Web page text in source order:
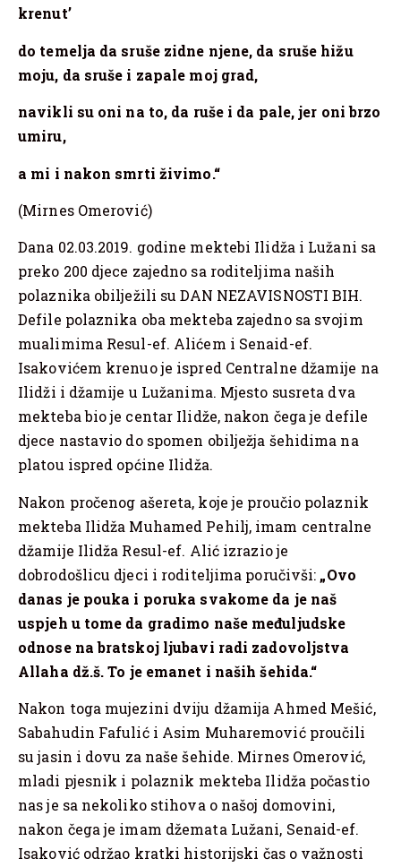
krenut’
do temelja da sruše zidne njene, da sruše hižu
moju, da sruše i zapale moj grad,
navikli su oni na to, da ruše i da pale, jer oni brzo
umiru,
a mi i nakon smrti živimo.“
(Mirnes Omerović)
Dana 02.03.2019. godine mektebi Ilidža i Lužani sa
preko 200 djece zajedno sa roditeljima naših
polaznika obilježili su DAN NEZAVISNOSTI BIH.
Defile polaznika oba mekteba zajedno sa svojim
mualimima Resul-ef. Alićem i Senaid-ef.
Isakovićem krenuo je ispred Centralne džamije na
Ilidži i džamije u Lužanima. Mjesto susreta dva
mekteba bio je centar Ilidže, nakon čega je defile
djece nastavio do spomen obilježja šehidima na
platou ispred općine Ilidža.
Nakon pročenog ašereta, koje je proučio polaznik
mekteba Ilidža Muhamed Pehilj, imam centralne
džamije Ilidža Resul-ef. Alić izrazio je
dobrodošlicu djeci i roditeljima poručivši: „Ovo
danas je pouka i poruka svakome da je naš
uspjeh u tome da gradimo naše međuljudske
odnose na bratskoj ljubavi radi zadovoljstva
Allaha dž.š. To je emanet i naših šehida.“
Nakon toga mujezini dviju džamija Ahmed Mešić,
Sabahudin Fafulić i Asim Muharemović proučili
su jasin i dovu za naše šehide. Mirnes Omerović,
mladi pjesnik i polaznik mekteba Ilidža počastio
nas je sa nekoliko stihova o našoj domovini,
nakon čega je imam džemata Lužani, Senaid-ef.
Isaković održao kratki historijski čas o važnosti